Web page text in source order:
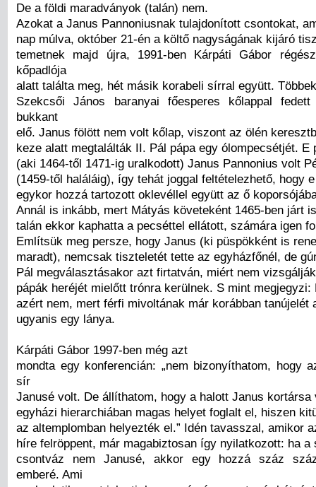
De a földi maradványok (talán) nem.
Azokat a Janus Pannoniusnak tulajdonított csontokat,
nap múlva, október 21-én a költő nagyságának kijáró
temetnek majd újra, 1991-ben Kárpáti Gábor
kőpadlója
alatt találta meg, hét másik korabeli sírral együtt.
Szekcsői János baranyai főesperes kőlappal
bukkant
elő. Janus fölött nem volt kőlap, viszont az ölén
keze alatt megtalálták II. Pál pápa egy ólompecsétjét. E
(aki 1464-től 1471-ig uralkodott) Janus Pannonius volt
(1459-től haláláig), így tehát joggal feltételezhető, hogy
egykor hozzá tartozott oklevéllel együtt az ő
Annál is inkább, mert Mátyás követeként 1465-ben járt
talán ekkor kaphatta a pecséttel ellátott, számára igen
Említsük meg persze, hogy Janus (ki püspökként is
maradt), nemcsak tiszteletét tette az egyházfőnél, de
Pál megválasztásakor azt firtatván, miért nem
pápák heréjét mielőtt trónra kerülnek. S mint megjegyzi:
azért nem, mert férfi mivoltának már korábban tanújelét
ugyanis egy lánya.
Kárpáti Gábor 1997-ben még azt
mondta egy konferencián: „nem bizonyíthatom, hogy
sír
Janusé volt. De állíthatom, hogy a halott Janus kortársa
egyházi hierarchiában magas helyet foglalt el, hiszen
az altemplomban helyezték el.” Idén tavasszal, amikor
híre felröppent, már magabiztosan így nyilatkozott: ha a
csontváz nem Janusé, akkor egy hozzá száz
emberé. Ami